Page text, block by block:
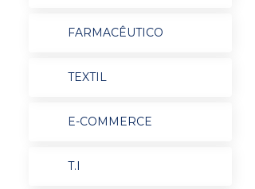
FARMACÊUTICO
TEXTIL
E-COMMERCE
T.I